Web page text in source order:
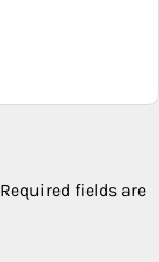
Required fields are